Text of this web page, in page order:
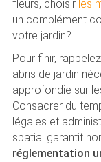
fleurs, choisir les
un complément
votre jardin?
Pour finir,
abris de jardin
approfondie sur
Consacrer du
légales et
spatial garantit
réglementation